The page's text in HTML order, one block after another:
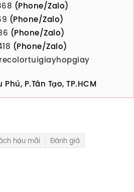
(Phone/Zalo)
(Phone/Zalo)
(Phone/Zalo)
(Phone/Zalo)
P.Tân Tạo, TP.HCM
hậu mãi Đánh giá